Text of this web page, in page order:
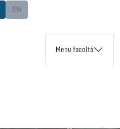
EN
Menu facoltà